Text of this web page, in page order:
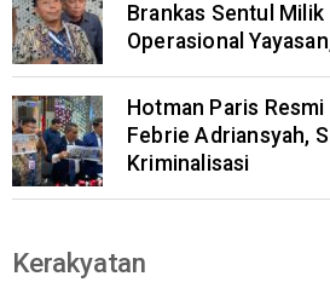
Brankas Sentul
Operasional
Hotman Paris
Febrie Adriansyah,
Kriminalisasi
Kerakyatan